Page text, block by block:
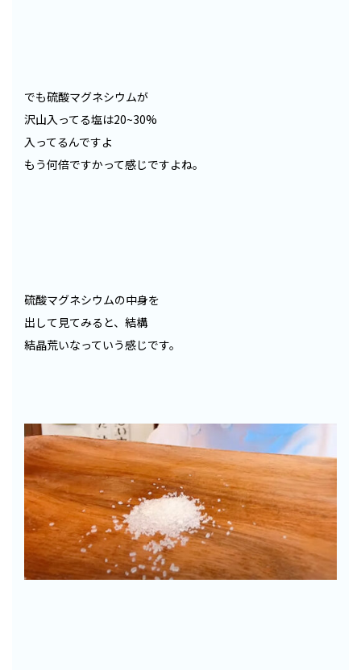
でも硫酸マグネシウムが
沢山入ってる塩は20~30%
入ってるんですよ
もう何倍ですかって感じですよね。
硫酸マグネシウムの中身を
出して見てみると、結構
結晶荒いなっていう感じです。